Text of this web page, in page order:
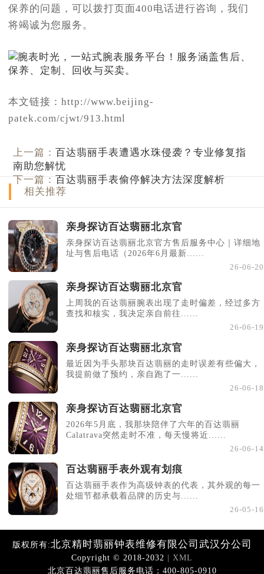
保养的问题，可以拨打页面400电话进行咨询，我们
将竭诚为您服务。
本文链接：http://www.beijing-
patek.com/cjwt/913.html
上一篇：百达翡丽手表遭遇水珠侵袭？专业修复指
南助您解忧
下一篇：百达翡丽手表偷停解决方法深度解析
相关推荐
亲身探访百达翡丽北京官
亲身探访百达翡丽北京官方售后服务中心｜详细地
址与售后电话（2026年6月最新......
26-06-20
亲身探访百达翡丽北京官
上周我的百达翡丽腕表出现了走时偏差，经过多方
查找和核实，我决定亲自前往......
26-06-19
亲身探访百达翡丽北京官
最近因为手头那块百达翡丽的走时误差有些偏大，
我提前做了预约，亲自跑了一......
26-06-18
亲身探访百达翡丽北京官
2026年5月底，我那块陪伴了六年的百达翡丽
Calatrava突然走时不准，每天慢将近......
26-06-14
百达翡丽手表外观有划痕
百达翡丽手表作为高级钟表的代表，其外观的每一
处细节都承载着品牌的历史与......
26-05-16
版权所有:北京精时翡丽钟表维修有限公司武汉分公司
Copyright © 2018-2032 | XML
北京百达翡丽售后服务电话：400-805-0910